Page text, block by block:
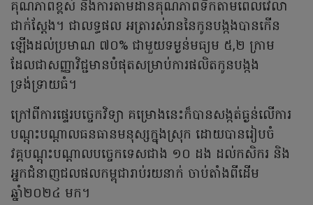
គុណភាពខ្ពស់ និងការតាមដានគុណភាពទឹកតាមពេលវេលា
ជាក់ស្តែង។ ជាលទ្ធផល អត្រារស់រាននៃកូនបង្កងបានកើន
ឡើងដល់ប្រមាណ ៧០% ជាមួយទម្ងន់មធ្យម ៥,២ ក្រាម
ដែលជាសញ្ញាវិជ្ជមានបំផុតសម្រាប់ការផលិតកូនបង្កង
ទ្រង់ទ្រាយធំ។
ក្រៅពីការផ្ទេរបច្ចេកវិទ្យា គម្រោងនេះក៏បានសង្កត់ធ្ងន់លើការ
បណ្ដុះបណ្ដាលធនធានមនុស្សក្នុងស្រុក ដោយបានរៀបចំ
វគ្គបណ្តុះបណ្តាលបច្ចេកទេសជាង ១០ ដង ដល់កសិករ និង
អ្នកជំនាញជលផលកម្ពុជារាប់រយនាក់ ចាប់តាំងពីដើម
ឆ្នាំ២០២៤ មក។